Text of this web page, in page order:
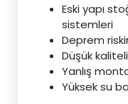
Eski yapı
sistemleri
Deprem
Düşük
Yanlış
Yüksek su